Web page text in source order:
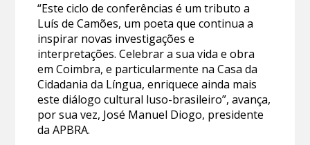
“Este ciclo de conferências é um tributo a
Luís de Camões, um poeta que continua a
inspirar novas investigações e
interpretações. Celebrar a sua vida e obra
em Coimbra, e particularmente na Casa da
Cidadania da Língua, enriquece ainda mais
este diálogo cultural luso-brasileiro”, avança,
por sua vez, José Manuel Diogo, presidente
da APBRA.